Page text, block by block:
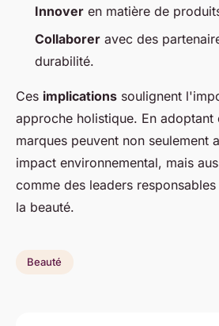
Innover en matière de
Collaborer avec des
durabilité.
Ces implications soulignent
approche holistique. En adoptant
marques peuvent non seulement
impact environnemental, mais
comme des leaders
la beauté.
Beauté